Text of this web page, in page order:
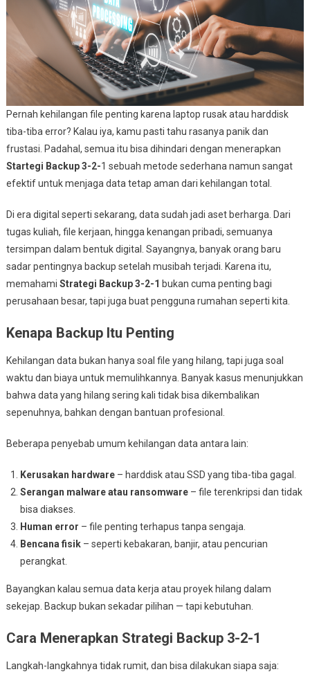
Pernah kehilangan file penting karena laptop rusak atau harddisk
tiba-tiba error? Kalau iya, kamu pasti tahu rasanya panik dan
frustasi. Padahal, semua itu bisa dihindari dengan menerapkan
Startegi Backup 3-2-1 sebuah metode sederhana namun sangat
efektif untuk menjaga data tetap aman dari kehilangan total.
Di era digital seperti sekarang, data sudah jadi aset berharga. Dari
tugas kuliah, file kerjaan, hingga kenangan pribadi, semuanya
tersimpan dalam bentuk digital. Sayangnya, banyak orang baru
sadar pentingnya backup setelah musibah terjadi. Karena itu,
memahami Strategi Backup 3-2-1 bukan cuma penting bagi
perusahaan besar, tapi juga buat pengguna rumahan seperti kita.
Kenapa Backup Itu Penting
Kehilangan data bukan hanya soal file yang hilang, tapi juga soal
waktu dan biaya untuk memulihkannya. Banyak kasus menunjukkan
bahwa data yang hilang sering kali tidak bisa dikembalikan
sepenuhnya, bahkan dengan bantuan profesional.
Beberapa penyebab umum kehilangan data antara lain:
Kerusakan hardware– harddisk atau SSD yang tiba-tiba gagal.
Serangan malware atau ransomware– file terenkripsi dan tidak
bisa diakses.
Human error – file penting terhapus tanpa sengaja.
Bencana fisik– seperti kebakaran, banjir, atau pencurian
perangkat.
Bayangkan kalau semua data kerja atau proyek hilang dalam
sekejap. Backup bukan sekadar pilihan — tapi kebutuhan.
Cara Menerapkan Strategi Backup 3-2-1
Langkah-langkahnya tidak rumit, dan bisa dilakukan siapa saja: